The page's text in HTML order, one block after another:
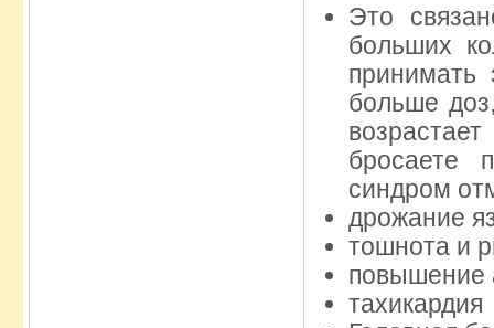
Это
больших
больше
бросаете
синдром
дрожание
тошнота и
повышение
тахикардия